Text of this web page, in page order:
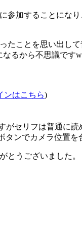
参加することにな
ことを思い出して
るから不思議ですw
ンはこちら)
セリフは普通に読
ンでカメラ位置を
とうございました。